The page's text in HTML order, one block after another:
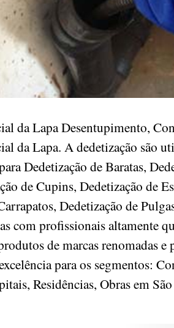
da Lapa Desentupimento,
da Lapa. A dedetização são
Dedetização de Baratas,
de Cupins, Dedetização de
Dedetização de
com profissionais altamente
de marcas renomadas
para os segmentos:
Residências, Obras em